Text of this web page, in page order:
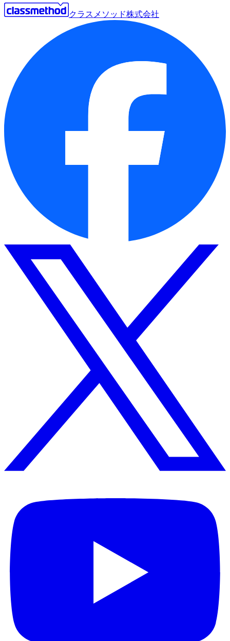
クラスメソッド株式会社